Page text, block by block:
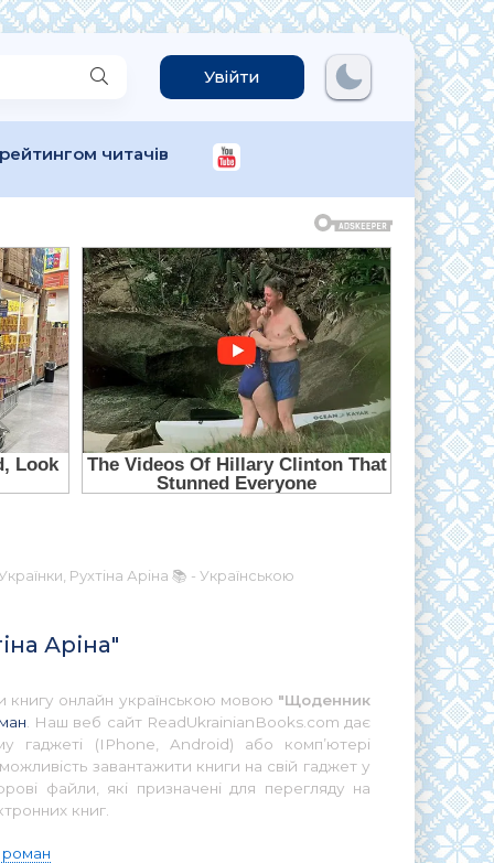
Увійти
читачів
Рухтіна Аріна 📚 - Українською
Аріна"
книгу онлайн українською мовою "Щоденник
. Наш веб сайт ReadUkrainianBooks.com дає
гаджеті (IPhone, Android) або комп’ютері
завантажити книги на свій гаджет у
файли, які призначені для перегляду на
книг.
роман